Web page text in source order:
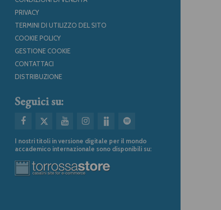
PRIVACY
TERMINI DI UTILIZZO DEL SITO
COOKIE POLICY
GESTIONE COOKIE
CONTATTACI
DISTRIBUZIONE
Seguici su:
I nostri titoli in versione digitale per il mondo
accademico internazionale sono disponibili su: